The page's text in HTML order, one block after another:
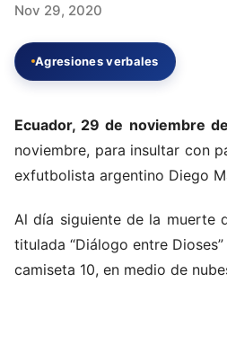
Nov 29, 2020
Agresiones verbales
Ecuador, 29 de noviembre
noviembre, para insultar con
exfutbolista argentino Diego
Al día siguiente de la muerte
titulada “Diálogo entre
camiseta 10, en medio de